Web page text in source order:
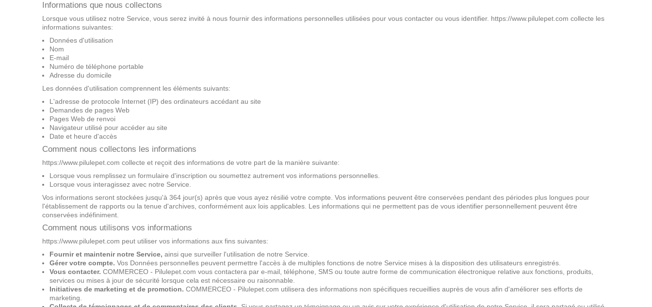
Informations que nous collectons
Lorsque vous utilisez notre Service, vous serez invité à nous fournir des informations personnelles utilisées pour vous contacter ou vous identifier. https://www.pilulepet.com collecte les
informations suivantes:
Données d'utilisation
Nom
E-mail
Numéro de téléphone portable
Adresse du domicile
Les données d'utilisation comprennent les éléments suivants:
L'adresse de protocole Internet (IP) des ordinateurs accédant au site
Demandes de pages Web
Pages Web de renvoi
Navigateur utilisé pour accéder au site
Date et heure d'accès
Comment nous collectons les informations
https://www.pilulepet.com collecte et reçoit des informations de votre part de la manière suivante:
Lorsque vous remplissez un formulaire d'inscription ou soumettez autrement vos informations personnelles.
Lorsque vous interagissez avec notre Service.
Vos informations seront stockées jusqu'à 364 jour(s) après que vous ayez résilié votre compte. Vos informations peuvent être conservées pendant des périodes plus longues pour
l'établissement de rapports ou la tenue d'archives, conformément aux lois applicables. Les informations qui ne permettent pas de vous identifier personnellement peuvent être
conservées indéfiniment.
Comment nous utilisons vos informations
https://www.pilulepet.com peut utiliser vos informations aux fins suivantes:
Fournir et maintenir notre Service, ainsi que surveiller l'utilisation de notre Service.
Gérer votre compte. Vos Données personnelles peuvent permettre l'accès à de multiples fonctions de notre Service mises à la disposition des utilisateurs enregistrés.
Vous contacter. COMMERCEO - Pilulepet.com vous contactera par e-mail, téléphone, SMS ou toute autre forme de communication électronique relative aux fonctions, produits,
services ou mises à jour de sécurité lorsque cela est nécessaire ou raisonnable.
Initiatives de marketing et de promotion. COMMERCEO - Pilulepet.com utilisera des informations non spécifiques recueillies auprès de vous afin d'améliorer ses efforts de
marketing.